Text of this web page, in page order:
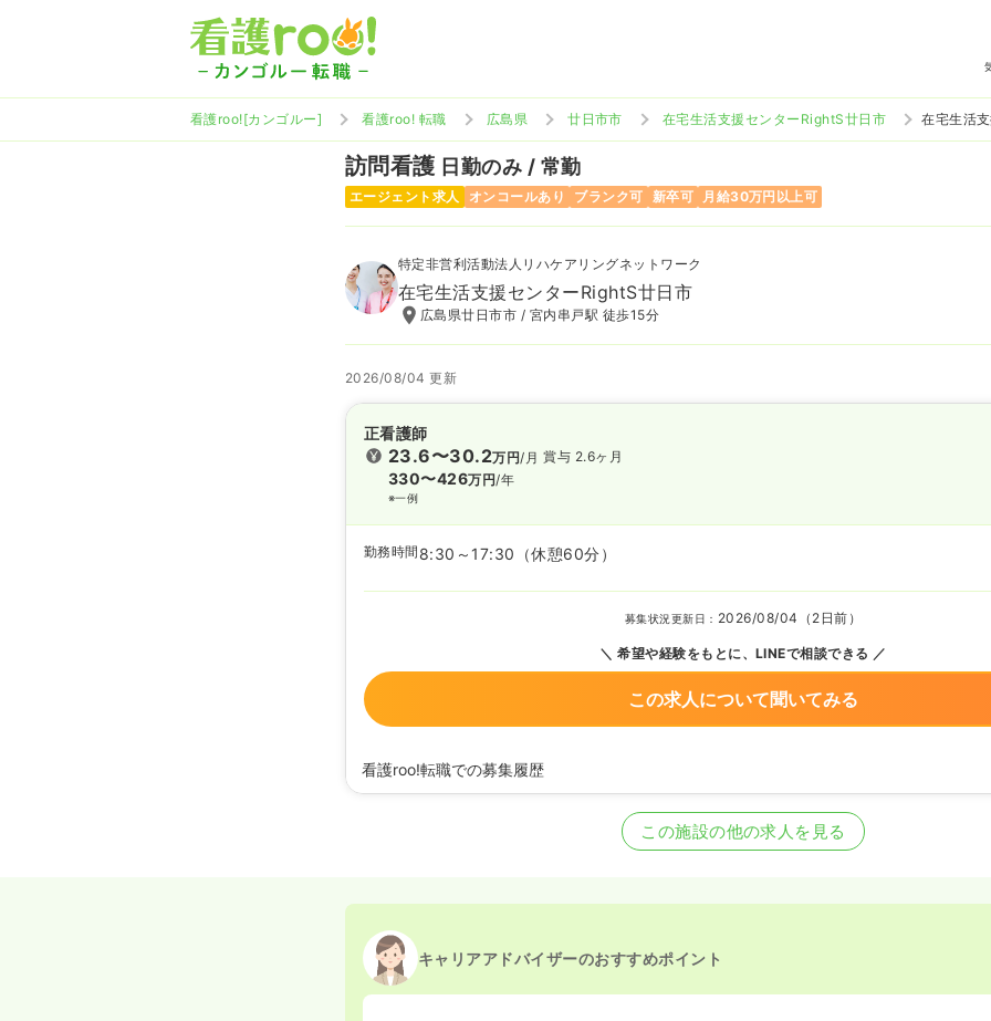
看護roo![カンゴルー] 看護roo! 転職 広島県 廿日市市 在宅生活支援センターRightS廿日市 在宅生活
訪問看護 日勤のみ / 常勤
エージェント求人 オンコールあり ブランク可 新卒可 月給30万円以上可
特定非営利活動法人リハケアリングネットワーク
在宅生活支援センターRightS廿日市
広島県廿日市市 / 宮内串戸駅 徒歩15分
2026/08/04 更新
正看護師
23.6〜30.2万円/月
330〜426万円/年
※一例
賞与 2.6ヶ月
勤務時間 8:30～17:30 （休憩60分）
募集状況更新日： 2026/08/04（2日前）
希望や経験をもとに、LINEで相談できる
この求人について聞いてみる
看護roo!転職での募集履歴
この施設の他の求人を見る
キャリアアドバイザーのおすすめポイント